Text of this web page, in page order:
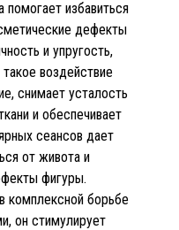
помогает избавиться
дефекты
и упругость,
воздействие
снимает усталость
и обеспечивает
сеансов дает
от живота и
фигуры.
комплексной борьбе
он стимулирует